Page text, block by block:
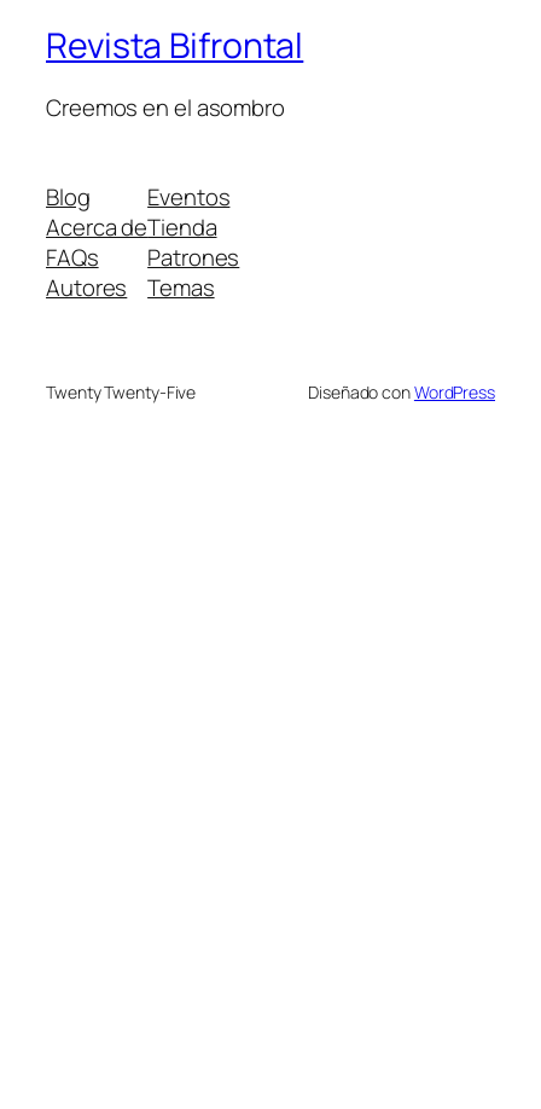
Revista Bifrontal
Creemos en el asombro
Blog
Acerca de
FAQs
Autores
Eventos
Tienda
Patrones
Temas
Twenty Twenty-Five Diseñado conWordPress